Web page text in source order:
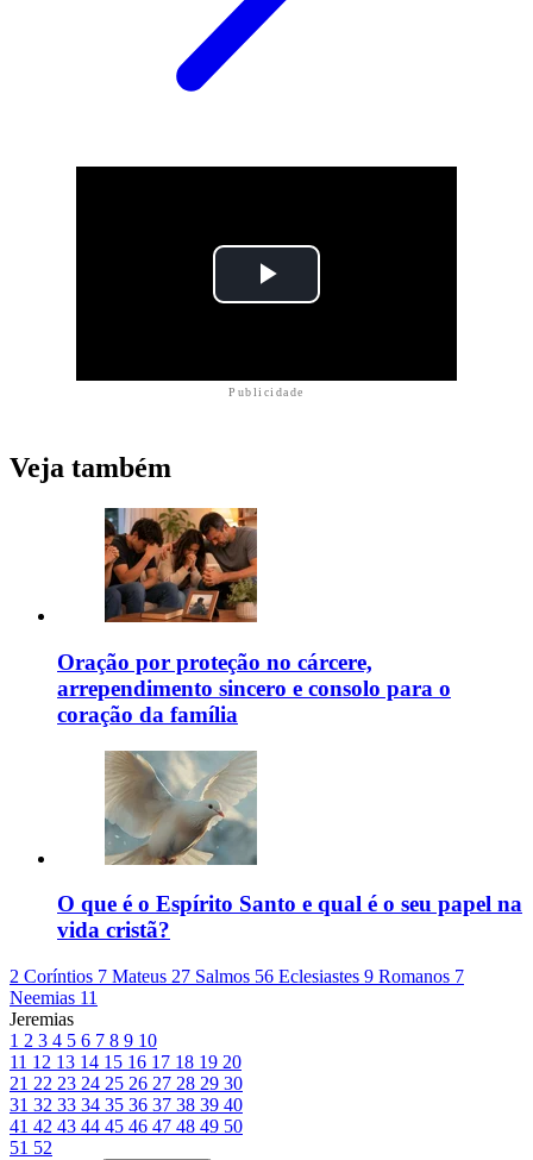
Publicidade
Veja também
Oração por proteção no cárcere,
arrependimento sincero e consolo para o
coração da família
O que é o Espírito Santo e qual é o seu papel na
vida cristã?
2 Coríntios 7 Mateus 27 Salmos 56 Eclesiastes 9 Romanos 7
Neemias 11
Jeremias
1 2 3 4 5 6 7 8 9 10
11 12 13 14 15 16 17 18 19 20
21 22 23 24 25 26 27 28 29 30
31 32 33 34 35 36 37 38 39 40
41 42 43 44 45 46 47 48 49 50
51 52